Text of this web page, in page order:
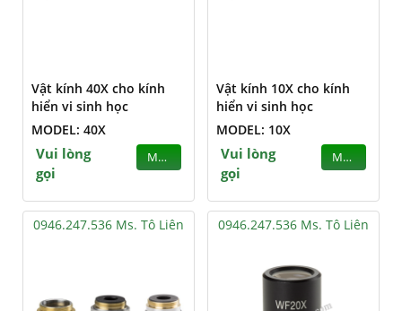
Vật kính 40X cho kính
hiển vi sinh học
MODEL: 40X
Vui lòng
gọi
MUA
Vật kính 10X cho kính
hiển vi sinh học
MODEL: 10X
Vui lòng
gọi
MUA
0946.247.536 Ms. Tô Liên 0946.247.536 Ms. Tô Liên